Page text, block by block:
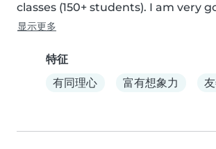
classes (150+ students). I am very
显示更多
特征
有同理心
富有想象力